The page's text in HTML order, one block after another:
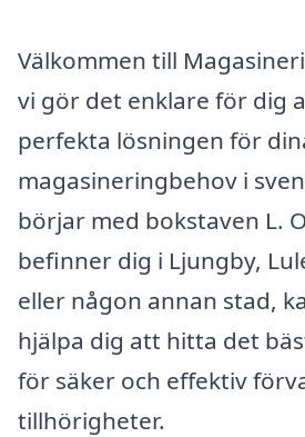
Välkommen till
vi gör det enklare för dig
perfekta lösningen för
magasineringbehov i
börjar med bokstaven L.
befinner dig i Ljungby,
eller någon annan stad,
hjälpa dig att hitta det
för säker och effektiv
tillhörigheter.